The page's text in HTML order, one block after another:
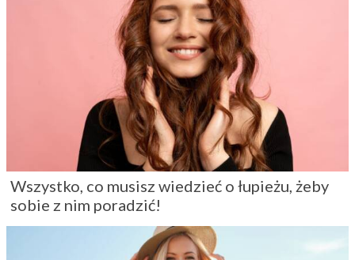
Wszystko, co musisz wiedzieć o łupieżu, żeby
sobie z nim poradzić!